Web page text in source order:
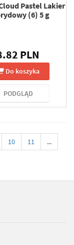
Pastel Lakier
(6) 5 g
PLN
Do koszyka
PODGLĄD
10 11
...